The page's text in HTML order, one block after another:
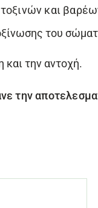
και
του
και την αντοχή.
την